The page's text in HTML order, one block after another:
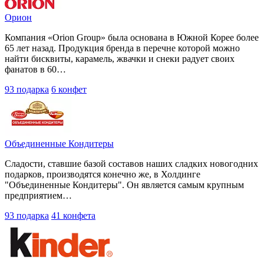
Орион
Компания «Orion Group» была основана в Южной Корее более
65 лет назад. Продукция бренда в перечне которой можно
найти бисквиты, карамель, жвачки и снеки радует своих
фанатов в 60…
93 подарка 6 конфет
Объединенные Кондитеры
Сладости, ставшие базой составов наших сладких новогодних
подарков, производятся конечно же, в Холдинге
"Объединенные Кондитеры". Он является самым крупным
предприятием…
93 подарка 41 конфета